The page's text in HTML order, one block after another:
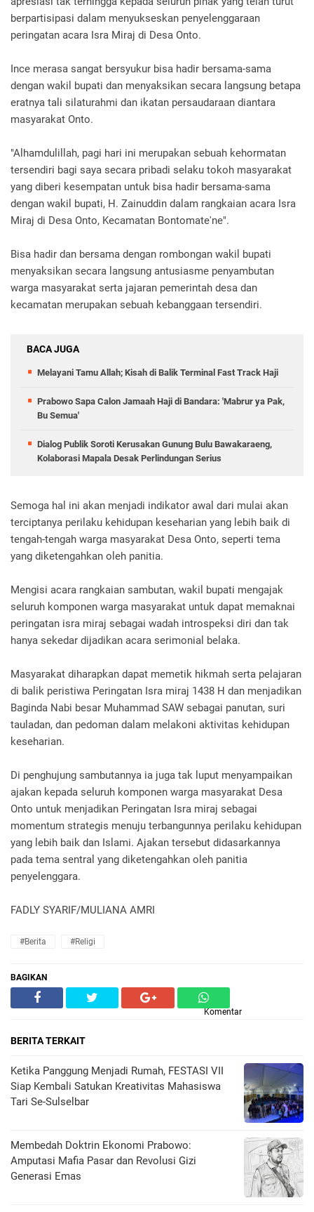
berpartisipasi dalam menyukseskan penyelenggaraan
peringatan acara Isra Miraj di Desa Onto.
Ince merasa sangat bersyukur bisa hadir bersama-sama
dengan wakil bupati dan menyaksikan secara langsung betapa
eratnya tali silaturahmi dan ikatan persaudaraan diantara
masyarakat Onto.
"Alhamdulillah, pagi hari ini merupakan sebuah kehormatan
tersendiri bagi saya secara pribadi selaku tokoh masyarakat
yang diberi kesempatan untuk bisa hadir bersama-sama
dengan wakil bupati, H. Zainuddin dalam rangkaian acara Isra
Miraj di Desa Onto, Kecamatan Bontomate'ne".
Bisa hadir dan bersama dengan rombongan wakil bupati
menyaksikan secara langsung antusiasme penyambutan
warga masyarakat serta jajaran pemerintah desa dan
kecamatan merupakan sebuah kebanggaan tersendiri.
BACA JUGA
Melayani Tamu Allah; Kisah di Balik Terminal Fast Track Haji
Prabowo Sapa Calon Jamaah Haji di Bandara: 'Mabrur ya Pak,
Bu Semua'
Dialog Publik Soroti Kerusakan Gunung Bulu Bawakaraeng,
Kolaborasi Mapala Desak Perlindungan Serius
Semoga hal ini akan menjadi indikator awal dari mulai akan
terciptanya perilaku kehidupan keseharian yang lebih baik di
tengah-tengah warga masyarakat Desa Onto, seperti tema
yang diketengahkan oleh panitia.
Mengisi acara rangkaian sambutan, wakil bupati mengajak
seluruh komponen warga masyarakat untuk dapat memaknai
peringatan isra miraj sebagai wadah introspeksi diri dan tak
hanya sekedar dijadikan acara serimonial belaka.
Masyarakat diharapkan dapat memetik hikmah serta pelajaran
di balik peristiwa Peringatan Isra miraj 1438 H dan menjadikan
Baginda Nabi besar Muhammad SAW sebagai panutan, suri
tauladan, dan pedoman dalam melakoni aktivitas kehidupan
keseharian.
Di penghujung sambutannya ia juga tak luput menyampaikan
ajakan kepada seluruh komponen warga masyarakat Desa
Onto untuk menjadikan Peringatan Isra miraj sebagai
momentum strategis menuju terbangunnya perilaku kehidupan
yang lebih baik dan Islami. Ajakan tersebut didasarkannya
pada tema sentral yang diketengahkan oleh panitia
penyelenggara.
FADLY SYARIF/MULIANA AMRI
#Berita #Religi
BAGIKAN
Komentar
BERITA TERKAIT
Ketika Panggung Menjadi Rumah, FESTASI VII
Siap Kembali Satukan Kreativitas Mahasiswa
Tari Se-Sulselbar
Membedah Doktrin Ekonomi Prabowo:
Amputasi Mafia Pasar dan Revolusi Gizi
Generasi Emas